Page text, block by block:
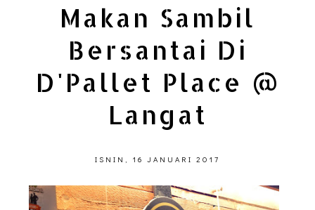
Makan Sambil
Bersantai Di
D'Pallet Place @
Langat
ISNIN, 16 JANUARI 2017